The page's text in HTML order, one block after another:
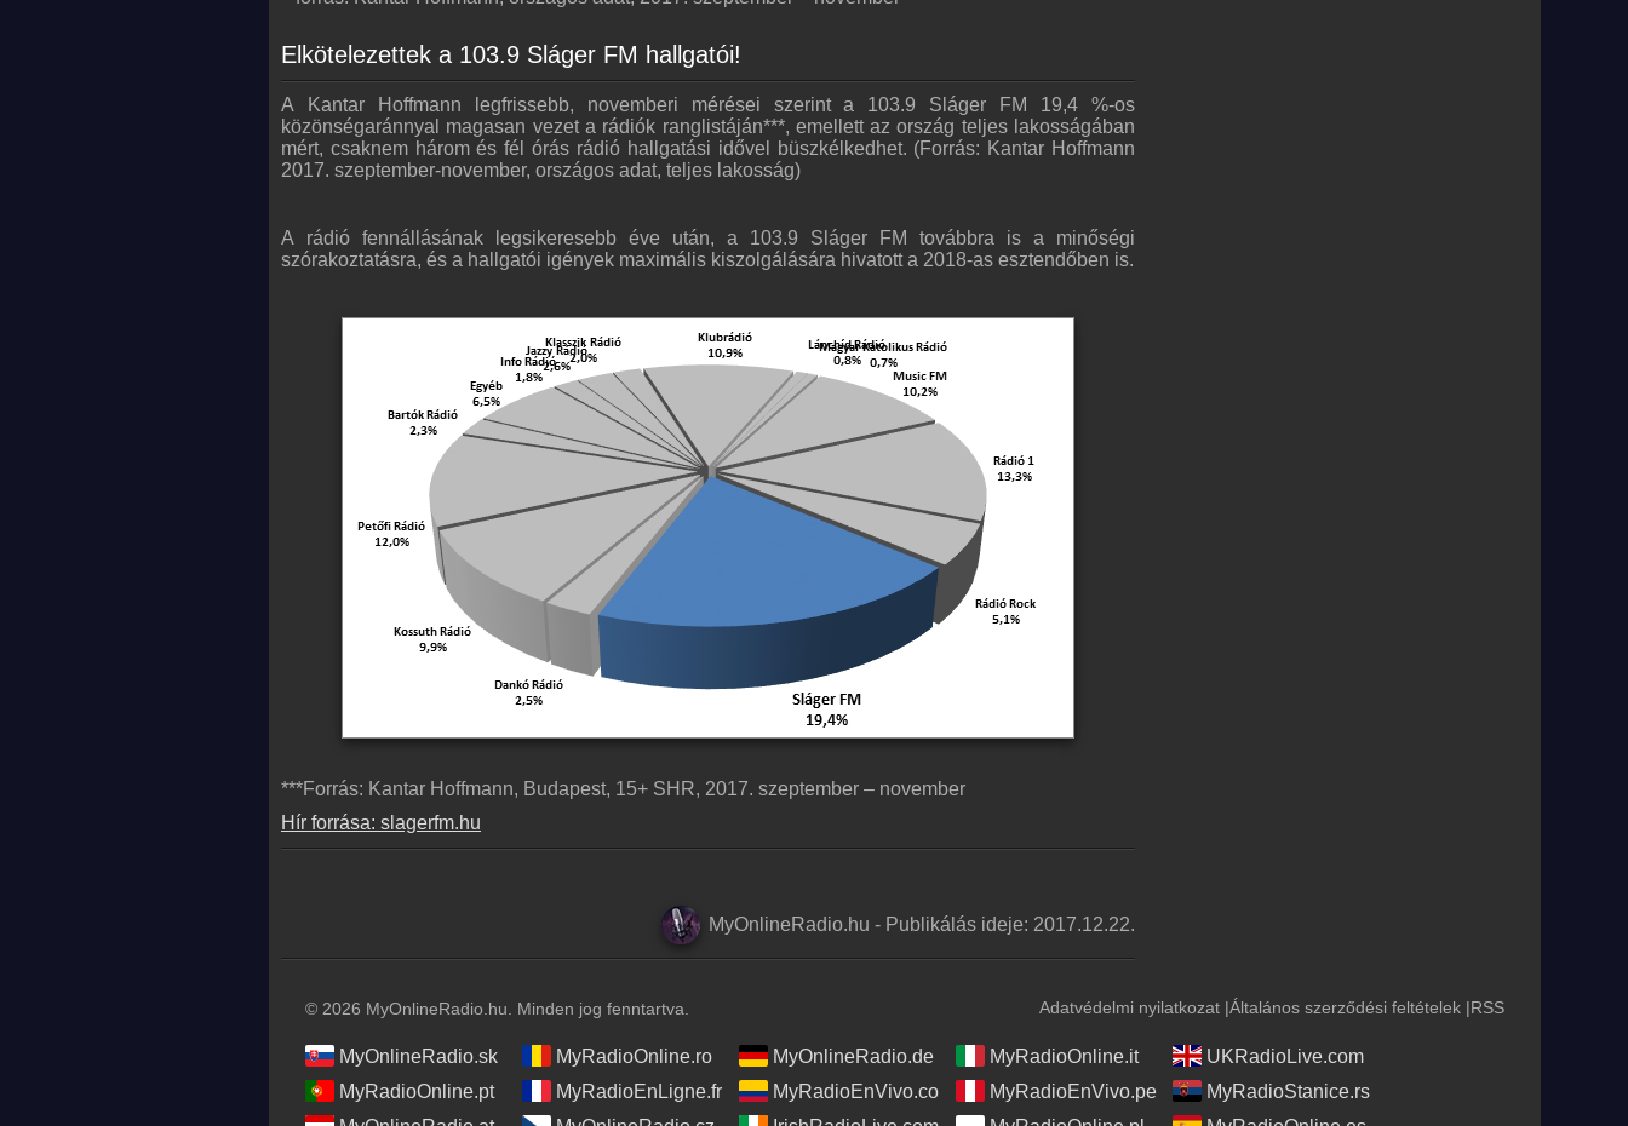
Elkötelezettek a 103.9 Sláger FM hallgatói!
A Kantar Hoffmann legfrissebb, novemberi mérései szerint a 103.9 Sláger FM 19,4 %-os
közönségaránnyal magasan vezet a rádiók ranglistáján***, emellett az ország teljes lakosságában
mért, csaknem három és fél órás rádió hallgatási idővel büszkélkedhet. (Forrás: Kantar Hoffmann
2017. szeptember-november, országos adat, teljes lakosság)
A rádió fennállásának legsikeresebb éve után, a 103.9 Sláger FM továbbra is a minőségi
szórakoztatásra, és a hallgatói igények maximális kiszolgálására hivatott a 2018-as esztendőben is.
***Forrás: Kantar Hoffmann, Budapest, 15+ SHR, 2017. szeptember – november
Hír forrása: slagerfm.hu
MyOnlineRadio.hu - Publikálás ideje: 2017.12.22.
© 2026 MyOnlineRadio.hu. Minden jog fenntartva. Adatvédelmi nyilatkozat |Általános szerződési feltételek |RSS
MyOnlineRadio.sk MyRadioOnline.ro MyOnlineRadio.de MyRadioOnline.it
UKRadioLive.com
MyRadioOnline.pt
MyRadioEnLigne.fr MyRadioEnVivo.co MyRadioEnVivo.pe
MyRadioStanice.rs